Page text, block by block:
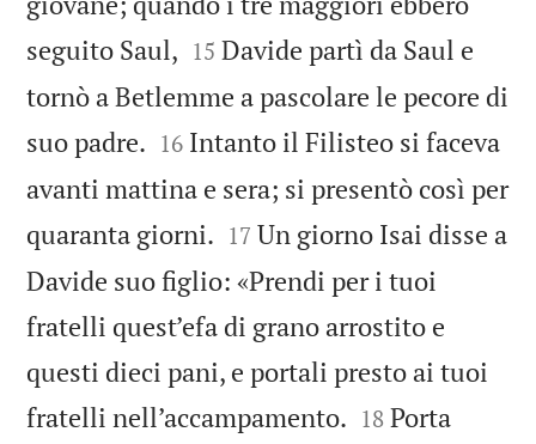
seguito Saul, 

15 Davide partì da Saul e
tornò a Betlemme a pascolare le pecore di
suo padre. 

16 Intanto il Filisteo si faceva
avanti mattina e sera; si presentò così per
quaranta giorni. 

17 Un giorno Isai disse a
Davide suo figlio: «Prendi per i tuoi
fratelli quest’efa di grano arrostito e
questi dieci pani, e portali presto ai tuoi
fratelli nell’accampamento. 

18 Porta